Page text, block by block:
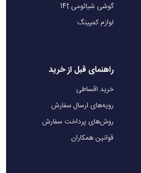
گوشی شیائومی 14t
لوازم کمپینگ
راهنمای قبل از خرید
خرید اقساطی
رویه‌های ارسال سفارش
روش‌های پرداخت سفارش
قوانین همکاران